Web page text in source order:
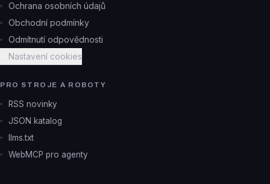
Ochrana osobních údajů
Obchodní podmínky
Odmítnutí odpovědnosti
Nastavení cookies
PRO STROJE A ROBOTY
RSS novinky
JSON katalog
llms.txt
WebMCP pro agenty